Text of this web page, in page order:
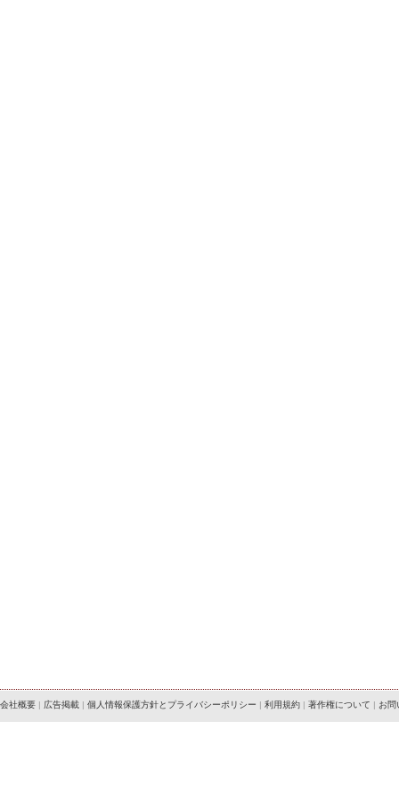
会社概要 | 広告掲載 | 個人情報保護方針とプライバシーポリシー | 利用規約 | 著作権について | お問